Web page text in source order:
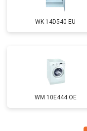
WK 14D540 EU
WM 10E444 OE